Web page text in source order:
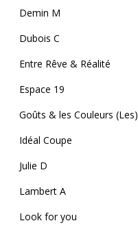
Demin M
Dubois C
Entre Rêve & Réalité
Espace 19
Goûts & les Couleurs (Les)
Idéal Coupe
Julie D
Lambert A
Look for you